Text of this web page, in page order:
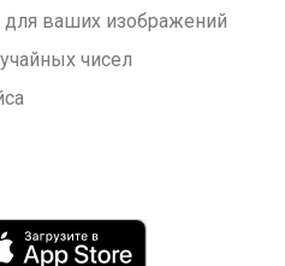
ваших изображений
чисел